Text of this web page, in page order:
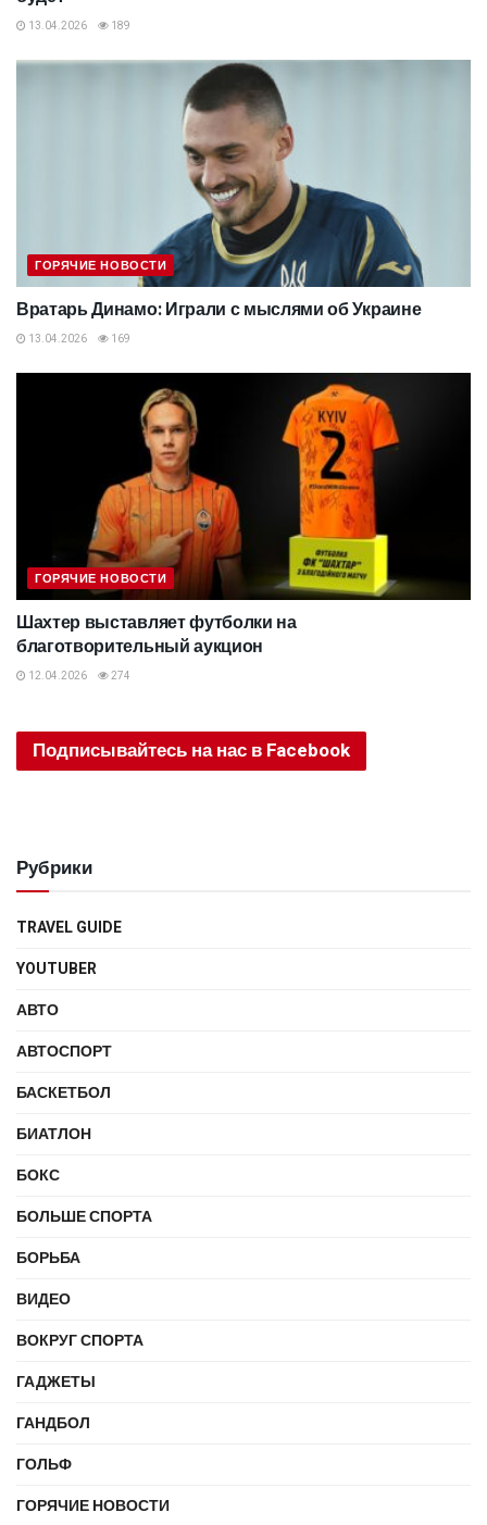
13.04.2026 189
ГОРЯЧИЕ НОВОСТИ
Вратарь Динамо: Играли с мыслями об Украине
13.04.2026 169
ГОРЯЧИЕ НОВОСТИ
Шахтер выставляет футболки на
благотворительный аукцион
12.04.2026 274
Подписывайтесь на нас в Facebook
Рубрики
TRAVEL GUIDE
YOUTUBER
АВТО
АВТОСПОРТ
БАСКЕТБОЛ
БИАТЛОН
БОКС
БОЛЬШЕ СПОРТА
БОРЬБА
ВИДЕО
ВОКРУГ СПОРТА
ГАДЖЕТЫ
ГАНДБОЛ
ГОЛЬФ
ГОРЯЧИЕ НОВОСТИ